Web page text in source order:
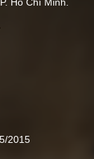
Hồ Chí Minh.
2015